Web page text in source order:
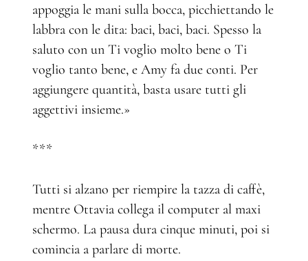
appoggia le mani sulla bocca, picchiettando le
labbra con le dita: baci, baci, baci. Spesso la
saluto con un Ti voglio molto bene o Ti
voglio tanto bene, e Amy fa due conti. Per
aggiungere quantità, basta usare tutti gli
aggettivi insieme.»
***
Tutti si alzano per riempire la tazza di caffè,
mentre Ottavia collega il computer al maxi
schermo. La pausa dura cinque minuti, poi si
comincia a parlare di morte.